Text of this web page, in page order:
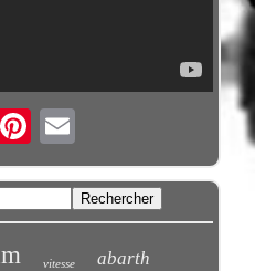
Email
vitesse abarth